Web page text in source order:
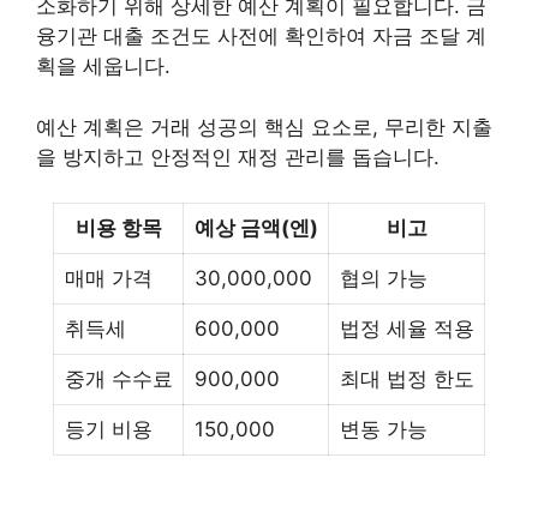
소화하기 위해 상세한 예산 계획이 필요합니다. 금
융기관 대출 조건도 사전에 확인하여 자금 조달 계
획을 세웁니다.
예산 계획은 거래 성공의 핵심 요소로, 무리한 지출
을 방지하고 안정적인 재정 관리를 돕습니다.
비용 항목 예상 금액(엔) 비고
매매 가격 30,000,000 협의 가능
취득세 600,000 법정 세율 적용
중개 수수료 900,000 최대 법정 한도
등기 비용 150,000 변동 가능